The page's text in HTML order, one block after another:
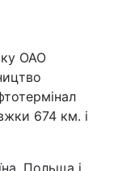
ОАО
674 км. і
Польща і